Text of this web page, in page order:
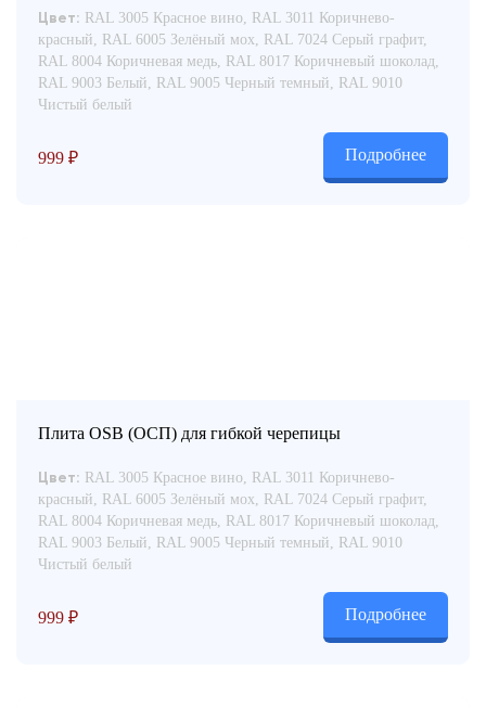
Цвет: RAL 3005 Красное вино, RAL 3011 Коричнево-
красный, RAL 6005 Зелёный мох, RAL 7024 Серый графит,
RAL 8004 Коричневая медь, RAL 8017 Коричневый шоколад,
RAL 9003 Белый, RAL 9005 Черный темный, RAL 9010
Чистый белый
999 ₽ Подробнее
Плита OSB (ОСП) для гибкой черепицы
Цвет: RAL 3005 Красное вино, RAL 3011 Коричнево-
красный, RAL 6005 Зелёный мох, RAL 7024 Серый графит,
RAL 8004 Коричневая медь, RAL 8017 Коричневый шоколад,
RAL 9003 Белый, RAL 9005 Черный темный, RAL 9010
Чистый белый
999 ₽ Подробнее